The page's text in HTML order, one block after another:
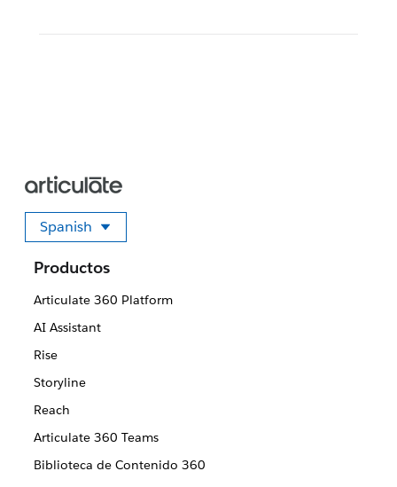
Spanish
Seleccione su idioma
Productos
Articulate 360 Platform
AI Assistant
Rise
Storyline
Reach
Articulate 360 Teams
Biblioteca de Contenido 360